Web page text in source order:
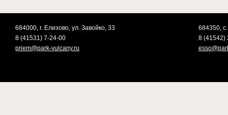
684000, г. Елизово, ул. Завойко, 33
8 (41531) 7-24-00
priem@park-vulcany.ru
684350,
8 (41542)